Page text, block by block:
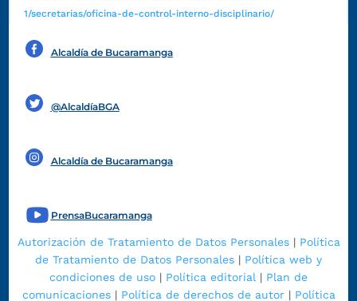
1/secretarias/oficina-de-control-interno-disciplinario/
Alcaldía de Bucaramanga
@AlcaldíaBGA
Alcaldía de Bucaramanga
PrensaBucaramanga
Autorización de Tratamiento de Datos Personales| Política
de Tratamiento de Datos Personales | Política web y
condiciones de uso | Política editorial | Plan de
comunicaciones| Política de derechos de autor| Política